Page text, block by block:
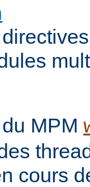
MPM
cours